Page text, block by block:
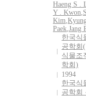
Haeng S .
Y . Kwon,
Kim,
Paek,Jang
한국식
공학회
식물조
학회)
1994
한국식
공학회